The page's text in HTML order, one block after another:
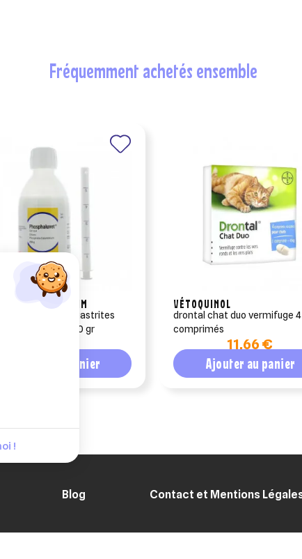
fréquemment achetés ensemble
INGELHEIM
gel oral gastrites
chien flacon 250 gr
Ajouter au panier
VÉTOQUINOL
drontal chat duo vermifuge 4
comprimés
11,66 €
Ajouter au panier
Blog Contact et Mentions
!